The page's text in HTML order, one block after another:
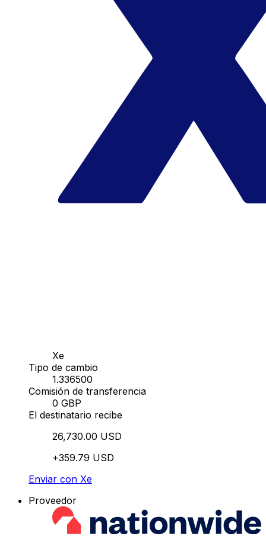
Xe
Tipo de cambio
1.336500
Comisión de transferencia
0 GBP
El destinatario recibe
26,730.00 USD
+359.79 USD
Enviar con Xe
Proveedor